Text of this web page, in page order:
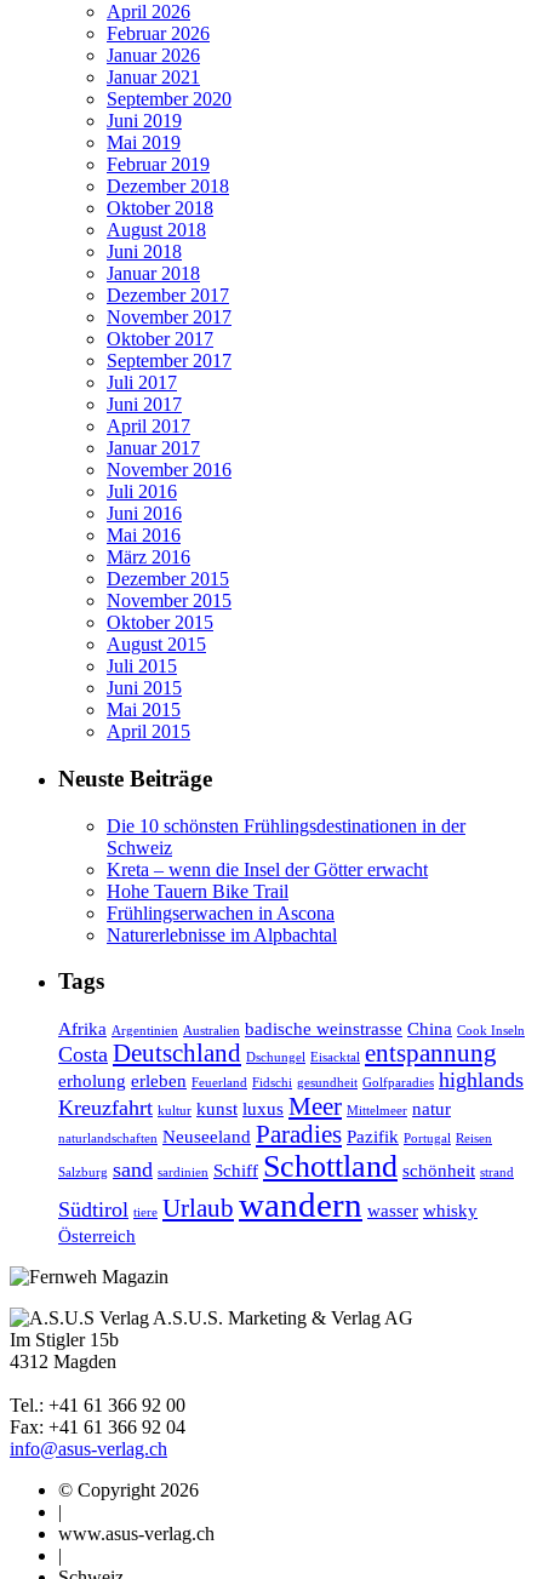
April 2026
Februar 2026
Januar 2026
Januar 2021
September 2020
Juni 2019
Mai 2019
Februar 2019
Dezember 2018
Oktober 2018
August 2018
Juni 2018
Januar 2018
Dezember 2017
November 2017
Oktober 2017
September 2017
Juli 2017
Juni 2017
April 2017
Januar 2017
November 2016
Juli 2016
Juni 2016
Mai 2016
März 2016
Dezember 2015
November 2015
Oktober 2015
August 2015
Juli 2015
Juni 2015
Mai 2015
April 2015
Neuste Beiträge
Die 10 schönsten Frühlingsdestinationen in der
Schweiz
Kreta – wenn die Insel der Götter erwacht
Hohe Tauern Bike Trail
Frühlingserwachen in Ascona
Naturerlebnisse im Alpbachtal
Tags
Afrika Argentinien Australien badische weinstrasse China Cook Inseln
Costa Deutschland Dschungel Eisacktal entspannung
erholung erleben Feuerland Fidschi gesundheit Golfparadies highlands
Kreuzfahrt kultur kunst luxus Meer Mittelmeer natur
naturlandschaften Neuseeland Paradies Pazifik Portugal Reisen
Salzburg sand sardinien Schiff Schottland schönheit strand
Südtirol tiere Urlaub wandern wasser whisky
Österreich
A.S.U.S. Marketing & Verlag AG
Im Stigler 15b
4312 Magden
Tel.: +41 61 366 92 00
Fax: +41 61 366 92 04
info@asus-verlag.ch
© Copyright 2026
|
www.asus-verlag.ch
|